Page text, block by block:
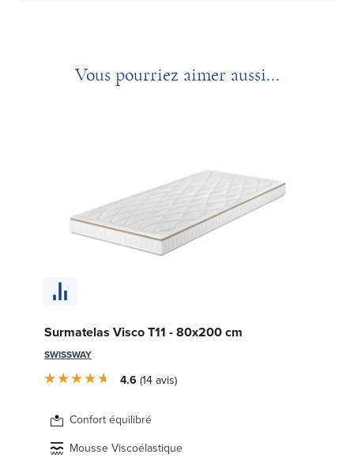
Vous pourriez aimer aussi...
Surmatelas Visco T11 - 80x200 cm
SWISSWAY
4.6 14avis
Confort équilibré
Mousse Viscoélastique